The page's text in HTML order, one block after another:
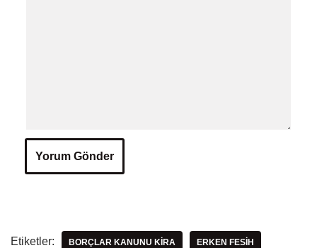
Etiketler: BORÇLAR KANUNU KIRA ERKEN FESIH